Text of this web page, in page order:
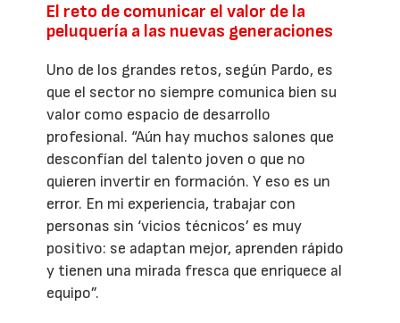
El reto de comunicar el valor de la
peluquería a las nuevas generaciones
Uno de los grandes retos, según Pardo, es
que el sector no siempre comunica bien su
valor como espacio de desarrollo
profesional. “Aún hay muchos salones que
desconfían del talento joven o que no
quieren invertir en formación. Y eso es un
error. En mi experiencia, trabajar con
personas sin ‘vicios técnicos’ es muy
positivo: se adaptan mejor, aprenden rápido
y tienen una mirada fresca que enriquece al
equipo”.